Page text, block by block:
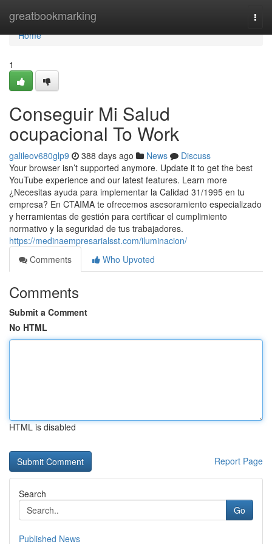
greatbookmarking
Home
Home
1
Conseguir Mi Salud
ocupacional To Work
galileov680glp9 388 days ago News
Discuss
Your browser isn’t supported anymore. Update it to get the best
YouTube experience and our latest features. Learn more
¿Necesitas ayuda para implementar la Calidad 31/1995 en tu
empresa? En CTAIMA te ofrecemos asesoramiento especializado
y herramientas de gestión para certificar el cumplimiento
normativo y la seguridad de tus trabajadores.
https://medinaempresarialsst.com/iluminacion/
Comments
Who Upvoted
Comments
Submit a Comment
No HTML
HTML is disabled
Report Page
Search
Go
Published News